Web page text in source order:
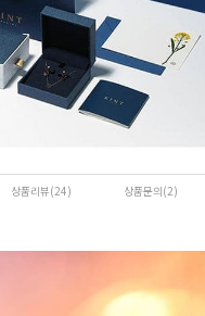
상품리뷰(24) 상품문의(2)